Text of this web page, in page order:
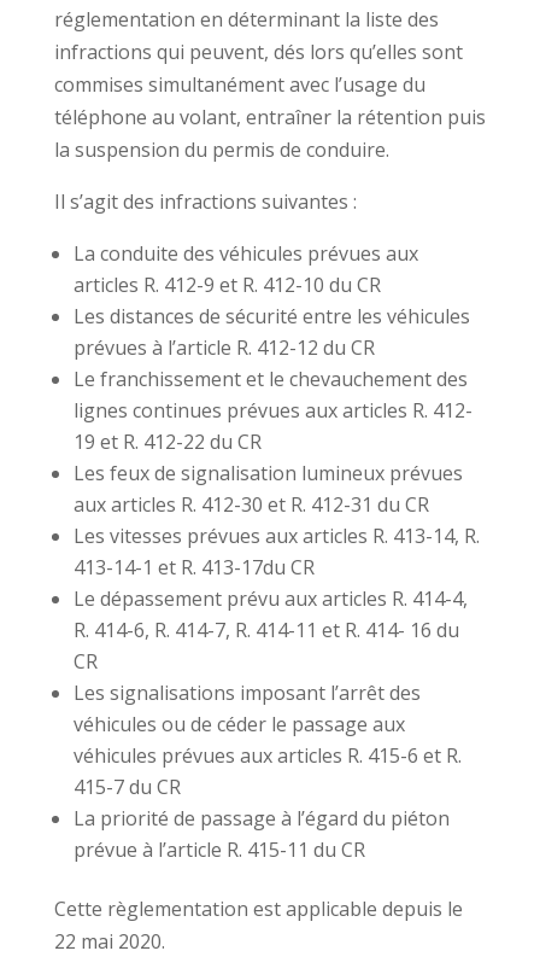
réglementation en déterminant la liste des
infractions qui peuvent, dés lors qu’elles sont
commises simultanément avec l’usage du
téléphone au volant, entraîner la rétention puis
la suspension du permis de conduire.
Il s’agit des infractions suivantes :
La conduite des véhicules prévues aux
articles R. 412-9 et R. 412-10 du CR
Les distances de sécurité entre les véhicules
prévues à l’article R. 412-12 du CR
Le franchissement et le chevauchement des
lignes continues prévues aux articles R. 412-
19 et R. 412-22 du CR
Les feux de signalisation lumineux prévues
aux articles R. 412-30 et R. 412-31 du CR
Les vitesses prévues aux articles R. 413-14, R.
413-14-1 et R. 413-17du CR
Le dépassement prévu aux articles R. 414-4,
R. 414-6, R. 414-7, R. 414-11 et R. 414- 16 du
CR
Les signalisations imposant l’arrêt des
véhicules ou de céder le passage aux
véhicules prévues aux articles R. 415-6 et R.
415-7 du CR
La priorité de passage à l’égard du piéton
prévue à l’article R. 415-11 du CR
Cette règlementation est applicable depuis le
22 mai 2020.